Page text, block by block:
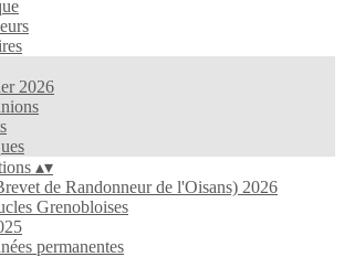
2026
▴▾
de Randonneur de l'Oisans) 2026
Grenobloises
permanentes